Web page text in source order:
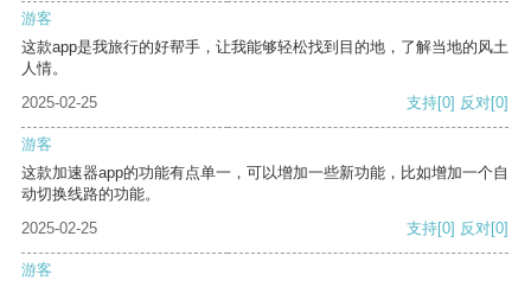
游客
这款app是我旅行的好帮手，让我能够轻松找到目的地，了解当地的风土
人情。
2025-02-25
支持[0] 反对[0]
游客
这款加速器app的功能有点单一，可以增加一些新功能，比如增加一个自
动切换线路的功能。
2025-02-25
支持[0] 反对[0]
游客